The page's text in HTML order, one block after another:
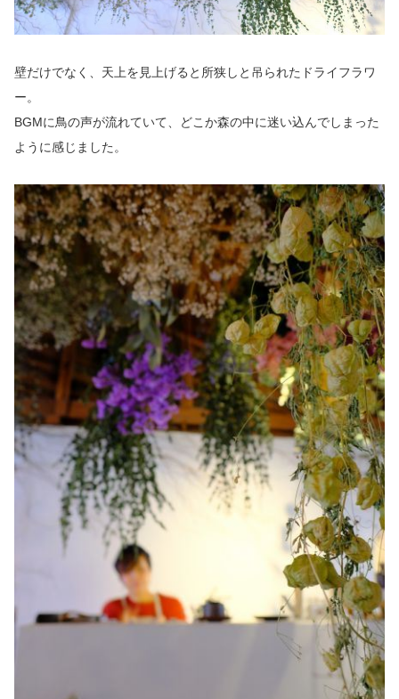
壁だけでなく、天上を見上げると所狭しと吊られたドライフラワ
ー。
BGMに鳥の声が流れていて、どこか森の中に迷い込んでしまった
ように感じました。